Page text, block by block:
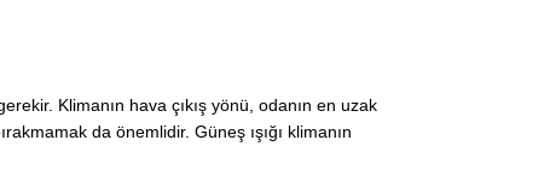
Klimanın hava çıkış yönü, odanın en uzak
da önemlidir. Güneş ışığı klimanın